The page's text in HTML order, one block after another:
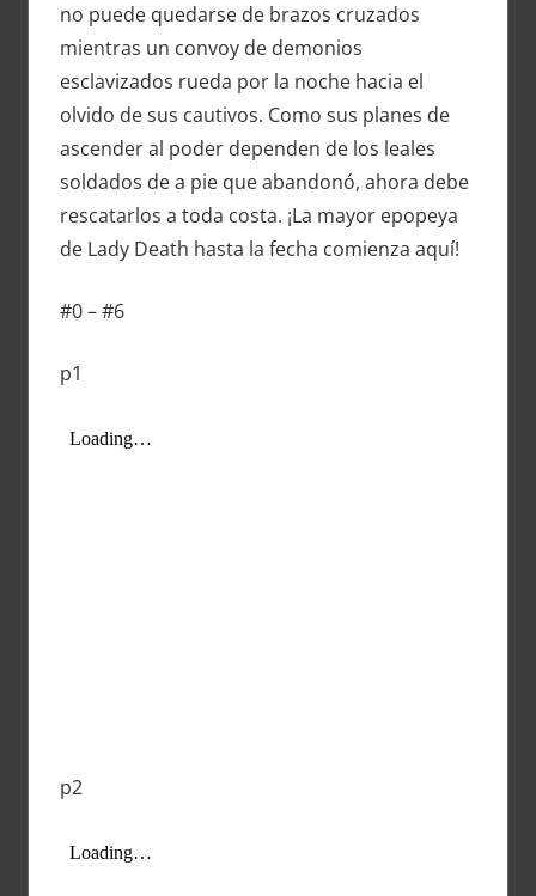
no puede quedarse de brazos cruzados
mientras un convoy de demonios
esclavizados rueda por la noche hacia el
olvido de sus cautivos. Como sus planes de
ascender al poder dependen de los leales
soldados de a pie que abandonó, ahora debe
rescatarlos a toda costa. ¡La mayor epopeya
de Lady Death hasta la fecha comienza aquí!
#0 – #6
p1
p2